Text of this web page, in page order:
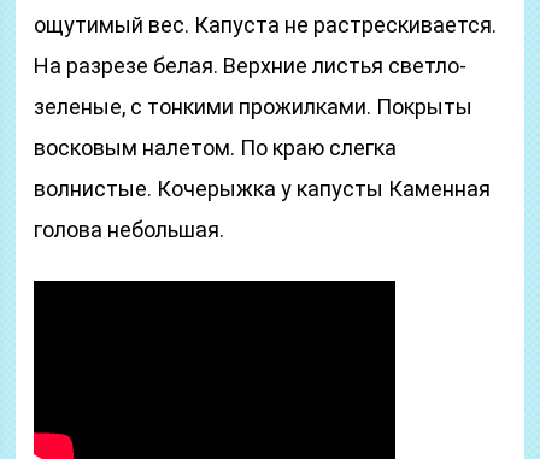
ощутимый вес. Капуста не растрескивается.
На разрезе белая. Верхние листья светло-
зеленые, с тонкими прожилками. Покрыты
восковым налетом. По краю слегка
волнистые. Кочерыжка у капусты Каменная
голова небольшая.